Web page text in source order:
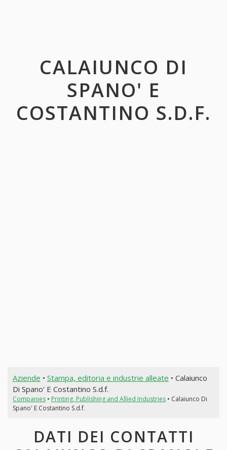
CALAIUNCO DI
SPANO' E
COSTANTINO S.D.F.
Aziende • Stampa, editoria e industrie alleate • Calaiunco
Di Spano' E Costantino S.d.f.
Companies• Printing, Publishing and Allied Industries• Calaiunco Di
Spano' E Costantino S.d.f.
DATI DEI CONTATTI